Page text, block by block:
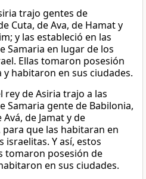
trajo gentes de
Cuta, de Ava, de Hamat y
y las estableció en las
Samaria en lugar de los
Ellas tomaron posesión
y habitaron en sus ciudades.
rey de Asiria trajo a las
Samaria gente de Babilonia,
de Jamat y de
para que las habitaran en
israelitas. Y así, estos
tomaron posesión de
en sus ciudades.